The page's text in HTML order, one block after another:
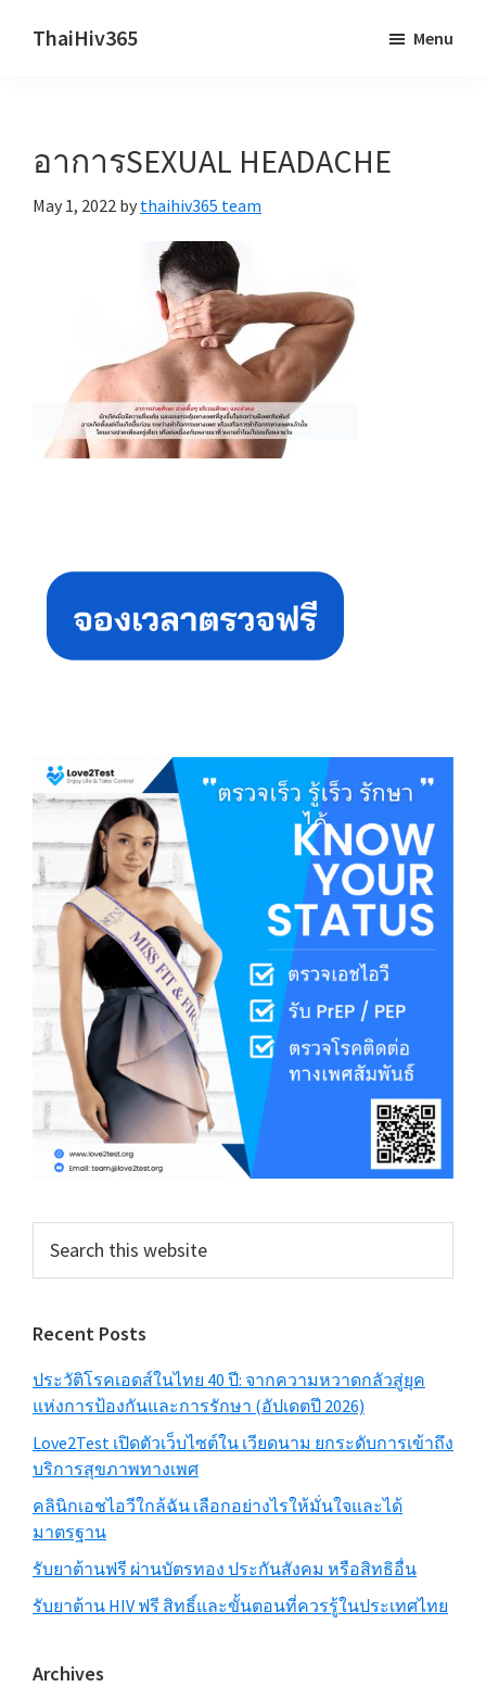
ThaiHiv365
behind.
Menu
อาการSEXUAL HEADACHE
May 1, 2022 by thaihiv365 team
Sidebar
this
Recent Posts
ประวัติโรคเอดส์ในไทย 40 ปี: จากความหวาดกลัวสู่ยุค
แห่งการป้องกันและการรักษา (อัปเดตปี 2026)
Love2Test เปิดตัวเว็บไซต์ใน เวียดนาม ยกระดับการเข้าถึง
บริการสุขภาพทางเพศ
คลินิกเอชไอวีใกล้ฉัน เลือกอย่างไรให้มั่นใจและได้
มาตรฐาน
รับยาต้านฟรี ผ่านบัตรทอง ประกันสังคม หรือสิทธิอื่น
รับยาต้าน HIV ฟรี สิทธิ์และขั้นตอนที่ควรรู้ในประเทศไทย
Archives